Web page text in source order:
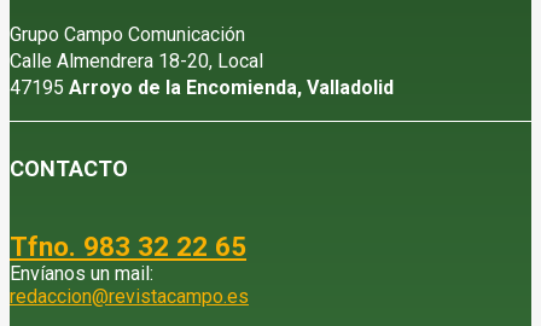
Grupo Campo Comunicación
Calle Almendrera 18-20, Local
47195 Arroyo de la Encomienda, Valladolid
CONTACTO
Tfno. 983 32 22 65
Envíanos un mail:
redaccion@revistacampo.es